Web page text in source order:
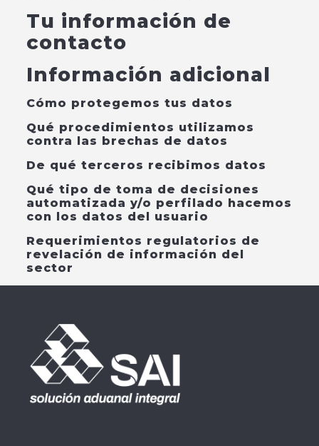
Tu información de
contacto
Información adicional
Cómo protegemos tus datos
Qué procedimientos utilizamos
contra las brechas de datos
De qué terceros recibimos datos
Qué tipo de toma de decisiones
automatizada y/o perfilado hacemos
con los datos del usuario
Requerimientos regulatorios de
revelación de información del
sector